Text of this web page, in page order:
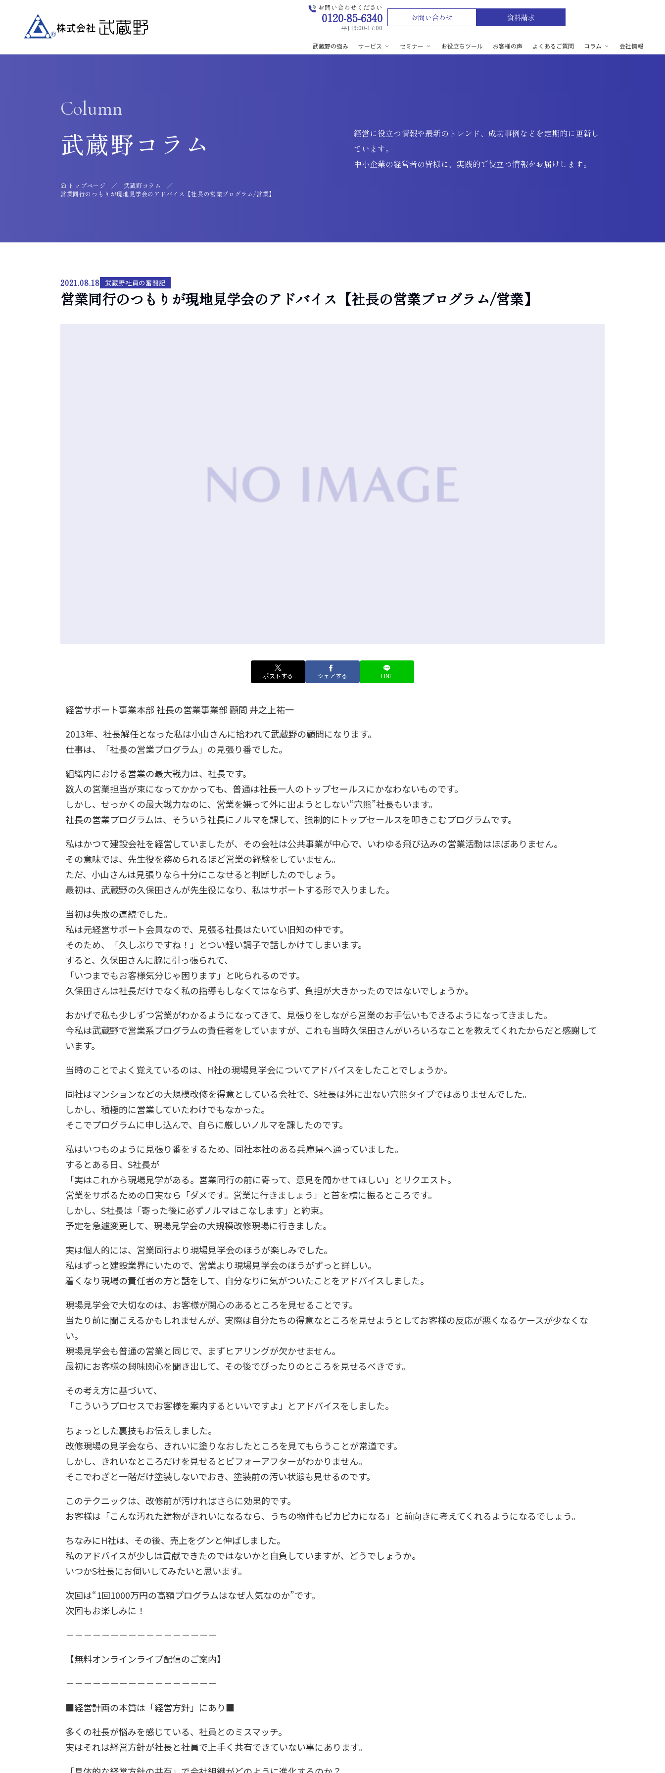
お問い合わせください
0120-85-6340
平日9:00-17:00
お問い合わせ 資料請求
武蔵野の強み サービス セミナー お役立ちツール お客様の声 よくあるご質問 コラム 会社情報
Column
武蔵野コラム
トップページ
武蔵野コラム
営業同行のつもりが現地見学会のアドバイス【社長の営業プログラム/営業】
経営に役立つ情報や最新のトレンド、成功事例などを定期的に更新し
ています。
中小企業の経営者の皆様に、実践的で役立つ情報をお届けします。
2021.08.18 武蔵野社員の奮闘記
営業同行のつもりが現地見学会のアドバイス【社長の営業プログラム/営業】
ポストする シェアする LINE
経営サポート事業本部 社長の営業事業部 顧問 井之上祐一
2013年、社長解任となった私は小山さんに拾われて武蔵野の顧問になります。
仕事は、「社長の営業プログラム」の見張り番でした。
組織内における営業の最大戦力は、社長です。
数人の営業担当が束になってかかっても、普通は社長一人のトップセールスにかなわないものです。
しかし、せっかくの最大戦力なのに、営業を嫌って外に出ようとしない“穴熊”社長もいます。
社長の営業プログラムは、そういう社長にノルマを課して、強制的にトップセールスを叩きこむプログラムです。
私はかつて建設会社を経営していましたが、その会社は公共事業が中心で、いわゆる飛び込みの営業活動はほぼありません。
その意味では、先生役を務められるほど営業の経験をしていません。
ただ、小山さんは見張りなら十分にこなせると判断したのでしょう。
最初は、武蔵野の久保田さんが先生役になり、私はサポートする形で入りました。
当初は失敗の連続でした。
私は元経営サポート会員なので、見張る社長はたいてい旧知の仲です。
そのため、「久しぶりですね！」とつい軽い調子で話しかけてしまいます。
すると、久保田さんに脇に引っ張られて、
「いつまでもお客様気分じゃ困ります」と叱られるのです。
久保田さんは社長だけでなく私の指導もしなくてはならず、負担が大きかったのではないでしょうか。
おかげで私も少しずつ営業がわかるようになってきて、見張りをしながら営業のお手伝いもできるようになってきました。
今私は武蔵野で営業系プログラムの責任者をしていますが、これも当時久保田さんがいろいろなことを教えてくれたからだと感謝して
います。
当時のことでよく覚えているのは、H社の現場見学会についてアドバイスをしたことでしょうか。
同社はマンションなどの大規模改修を得意としている会社で、S社長は外に出ない穴熊タイプではありませんでした。
しかし、積極的に営業していたわけでもなかった。
そこでプログラムに申し込んで、自らに厳しいノルマを課したのです。
私はいつものように見張り番をするため、同社本社のある兵庫県へ通っていました。
するとある日、S社長が
「実はこれから現場見学がある。営業同行の前に寄って、意見を聞かせてほしい」とリクエスト。
営業をサボるための口実なら「ダメです。営業に行きましょう」と首を横に振るところです。
しかし、S社長は「寄った後に必ずノルマはこなします」と約束。
予定を急遽変更して、現場見学会の大規模改修現場に行きました。
実は個人的には、営業同行より現場見学会のほうが楽しみでした。
私はずっと建設業界にいたので、営業より現場見学会のほうがずっと詳しい。
着くなり現場の責任者の方と話をして、自分なりに気がついたことをアドバイスしました。
現場見学会で大切なのは、お客様が関心のあるところを見せることです。
当たり前に聞こえるかもしれませんが、実際は自分たちの得意なところを見せようとしてお客様の反応が悪くなるケースが少なくな
い。
現場見学会も普通の営業と同じで、まずヒアリングが欠かせません。
最初にお客様の興味関心を聞き出して、その後でぴったりのところを見せるべきです。
その考え方に基づいて、
「こういうプロセスでお客様を案内するといいですよ」とアドバイスをしました。
ちょっとした裏技もお伝えしました。
改修現場の見学会なら、きれいに塗りなおしたところを見てもらうことが常道です。
しかし、きれいなところだけを見せるとビフォーアフターがわかりません。
そこでわざと一階だけ塗装しないでおき、塗装前の汚い状態も見せるのです。
このテクニックは、改修前が汚ければさらに効果的です。
お客様は「こんな汚れた建物がきれいになるなら、うちの物件もピカピカになる」と前向きに考えてくれるようになるでしょう。
ちなみにH社は、その後、売上をグンと伸ばしました。
私のアドバイスが少しは貢献できたのではないかと自負していますが、どうでしょうか。
いつかS社長にお伺いしてみたいと思います。
次回は“1回1000万円の高額プログラムはなぜ人気なのか”です。
次回もお楽しみに！
－－－－－－－－－－－－－－－－－
【無料オンラインライブ配信のご案内】
－－－－－－－－－－－－－－－－－
■経営計画の本質は「経営方針」にあり■
多くの社長が悩みを感じている、社員とのミスマッチ。
実はそれは経営方針が社長と社員で上手く共有できていない事にあります。